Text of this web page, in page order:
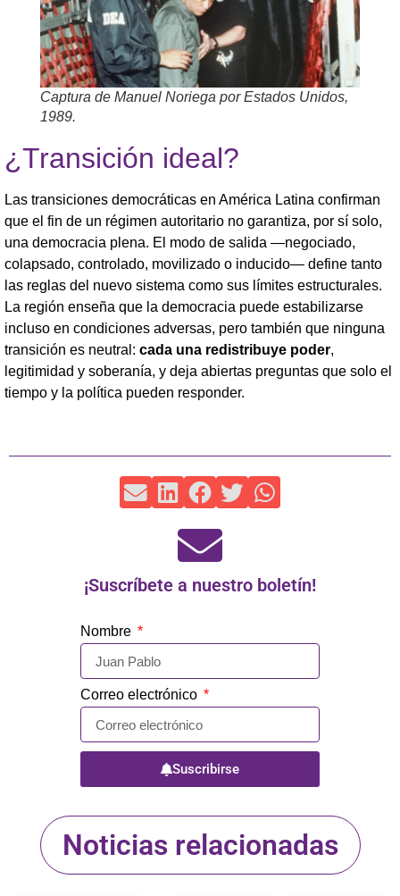
Captura de Manuel Noriega por Estados Unidos,
1989.
¿Transición ideal?
Las transiciones democráticas en América Latina confirman
que el fin de un régimen autoritario no garantiza, por sí solo,
una democracia plena. El modo de salida —negociado,
colapsado, controlado, movilizado o inducido— define tanto
las reglas del nuevo sistema como sus límites estructurales.
La región enseña que la democracia puede estabilizarse
incluso en condiciones adversas, pero también que ninguna
transición es neutral: cada una redistribuye poder,
legitimidad y soberanía, y deja abiertas preguntas que solo el
tiempo y la política pueden responder.
¡Suscríbete a nuestro boletín!
Nombre
Correo electrónico
Suscribirse
Noticias relacionadas